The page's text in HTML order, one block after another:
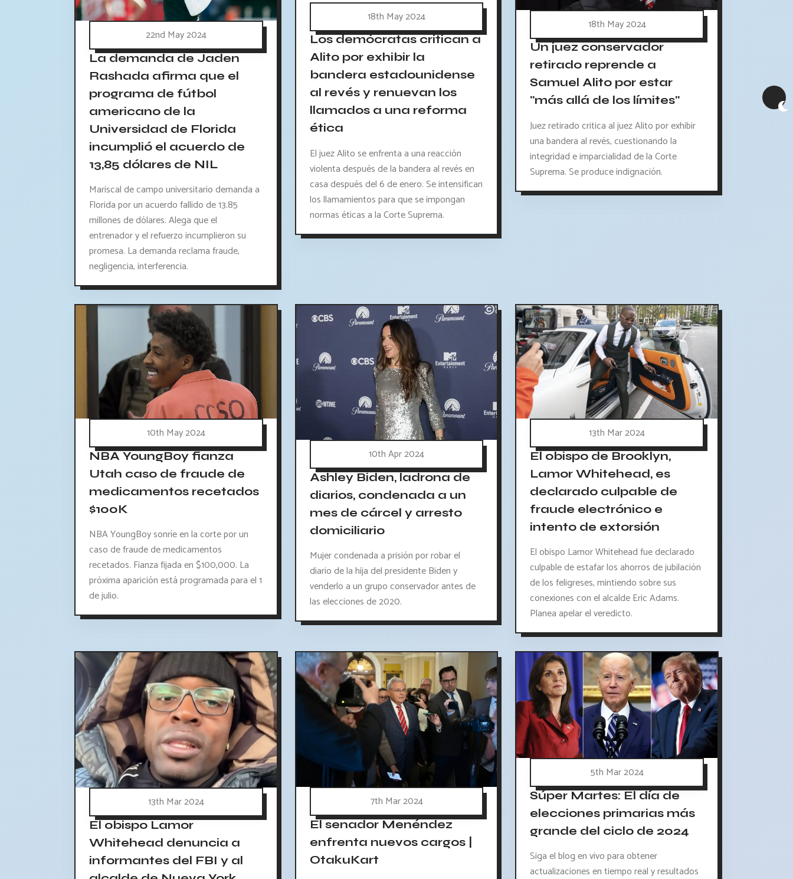
22nd May 2024
La demanda de Jaden
Rashada afirma que el
programa de fútbol
americano de la
Universidad de Florida
incumplió el acuerdo de
13,85 dólares de NIL
Mariscal de campo universitario demanda a
Florida por un acuerdo fallido de 13.85
millones de dólares. Alega que el
entrenador y el refuerzo incumplieron su
promesa. La demanda reclama fraude,
negligencia, interferencia.
18th May 2024
Los demócratas critican a
Alito por exhibir la
bandera estadounidense
al revés y renuevan los
llamados a una reforma
ética
El juez Alito se enfrenta a una reacción
violenta después de la bandera al revés en
casa después del 6 de enero. Se intensifican
los llamamientos para que se impongan
normas éticas a la Corte Suprema.
18th May 2024
Un juez conservador
retirado reprende a
Samuel Alito por estar
"más allá de los límites"
Juez retirado critica al juez Alito por exhibir
una bandera al revés, cuestionando la
integridad e imparcialidad de la Corte
Suprema. Se produce indignación.
10th May 2024
NBA YoungBoy fianza
Utah caso de fraude de
medicamentos recetados
$100K
NBA YoungBoy sonríe en la corte por un
caso de fraude de medicamentos
recetados. Fianza fijada en $100,000. La
próxima aparición está programada para el 1
de julio.
10th Apr 2024
Ashley Biden, ladrona de
diarios, condenada a un
mes de cárcel y arresto
domiciliario
Mujer condenada a prisión por robar el
diario de la hija del presidente Biden y
venderlo a un grupo conservador antes de
las elecciones de 2020.
13th Mar 2024
El obispo de Brooklyn,
Lamor Whitehead, es
declarado culpable de
fraude electrónico e
intento de extorsión
El obispo Lamor Whitehead fue declarado
culpable de estafar los ahorros de jubilación
de los feligreses, mintiendo sobre sus
conexiones con el alcalde Eric Adams.
Planea apelar el veredicto.
13th Mar 2024
El obispo Lamor
Whitehead denuncia a
informantes del FBI y al
7th Mar 2024
El senador Menéndez
enfrenta nuevos cargos |
OtakuKart
5th Mar 2024
Súper Martes: El día de
elecciones primarias más
grande del ciclo de 2024
Siga el blog en vivo para obtener
actualizaciones en tiempo real y resultados